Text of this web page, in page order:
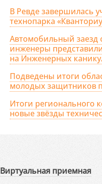
В Ревде завершилась
технопарка
Автомобильный заезд
инженеры
на Инженерных
Подведены итоги
молодых защитников
Итоги регионального
новые звёзды
Виртуальная приемная